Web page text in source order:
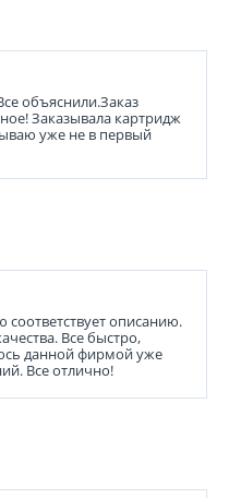
объяснили.Заказ
Заказывала картридж
уже не в первый
соответствует описанию.
Все быстро,
данной фирмой уже
Все отлично!